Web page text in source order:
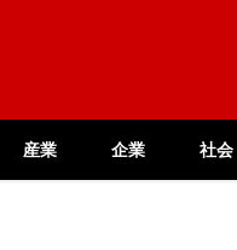
産業 企業 社会